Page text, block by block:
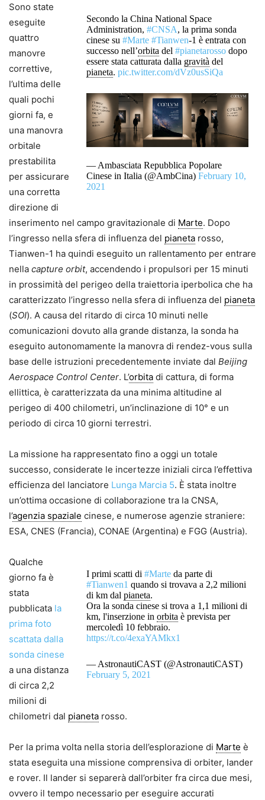
Secondo la China National Space
Administration, #CNSA, la prima sonda
cinese su #Marte #Tianwen-1 è entrata con
successo nell’orbita del #pianetarossodopo
essere stata catturata dalla gravità del
pianeta. pic.twitter.com/dVz0usSiQa
— Ambasciata Repubblica Popolare
Cinese in Italia (@AmbCina) February 10,
2021
Sono state
eseguite
quattro
manovre
correttive,
l’ultima delle
quali pochi
giorni fa, e
una manovra
orbitale
prestabilita
per assicurare
una corretta
direzione di
inserimento nel campo gravitazionale di Marte. Dopo
l’ingresso nella sfera di influenza del pianeta rosso,
Tianwen-1 ha quindi eseguito un rallentamento per entrare
nella capture orbit, accendendo i propulsori per 15 minuti
in prossimità del perigeo della traiettoria iperbolica che ha
caratterizzato l’ingresso nella sfera di influenza del pianeta
(SOI). A causa del ritardo di circa 10 minuti nelle
comunicazioni dovuto alla grande distanza, la sonda ha
eseguito autonomamente la manovra di rendez-vous sulla
base delle istruzioni precedentemente inviate dal Beijing
Aerospace Control Center. L’orbita di cattura, di forma
ellittica, è caratterizzata da una minima altitudine al
perigeo di 400 chilometri, un’inclinazione di 10° e un
periodo di circa 10 giorni terrestri.
La missione ha rappresentato fino a oggi un totale
successo, considerate le incertezze iniziali circa l’effettiva
efficienza del lanciatore Lunga Marcia 5. È stata inoltre
un’ottima occasione di collaborazione tra la CNSA,
l’agenzia spaziale cinese, e numerose agenzie straniere:
ESA, CNES (Francia), CONAE (Argentina) e FGG (Austria).
I primi scatti di #Marteda parte di
#Tianwen1 quando si trovava a 2,2 milioni
di km dal pianeta.
Ora la sonda cinese si trova a 1,1 milioni di
km, l'inserzione in orbita è prevista per
mercoledì 10 febbraio.
https://t.co/4exaYAMkx1
— AstronautiCAST (@AstronautiCAST)
February 5, 2021
Qualche
giorno fa è
stata
pubblicata la
prima foto
scattata dalla
sonda cinese
a una distanza
di circa 2,2
milioni di
chilometri dal pianeta rosso.
Per la prima volta nella storia dell’esplorazione di Marte è
stata eseguita una missione comprensiva di orbiter, lander
e rover. Il lander si separerà dall’orbiter fra circa due mesi,
ovvero il tempo necessario per eseguire accurati